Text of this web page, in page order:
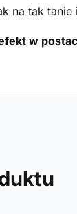
na tak tanie
w